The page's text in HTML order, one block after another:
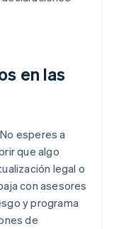
en las
esperes a
que algo
legal o
con asesores
y programa
de